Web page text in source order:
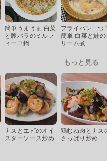
簡単うまうま 白菜
と豚バラのミルフ
ィーユ鍋
フライパン一つ
簡単 白菜と鮭
リーム煮
もっと見る
ナスとエビのオイ
スターソース炒め
鶏むね肉とナス
さっぱり炒め